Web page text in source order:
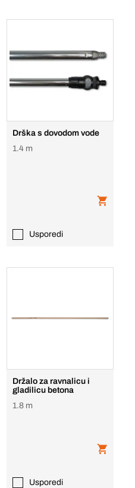
Drška s dovodom vode
1.4 m
Usporedi
Držalo za ravnalicu i
gladilicu betona
1.8 m
Usporedi